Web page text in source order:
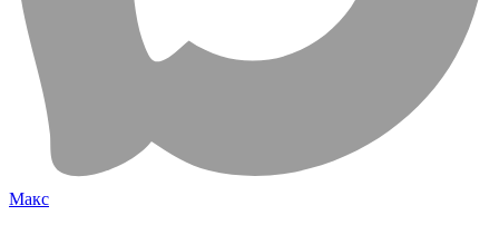
Макс